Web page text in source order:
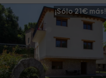
¡Sólo 21€ más!